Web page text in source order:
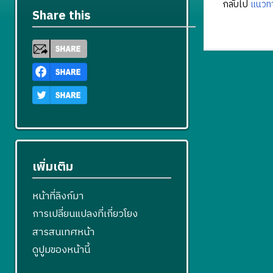
กลับไป แนวท
Share this
เพิ่มเติม
หน้าที่ลิงก์มา
การเปลี่ยนแปลงที่เกี่ยวโยง
สารสนเทศหน้า
ดูปูมของหน้านี้